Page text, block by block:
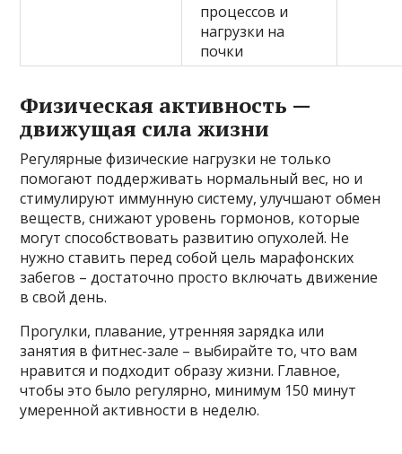
процессов и
нагрузки на
почки
Физическая активность —
движущая сила жизни
Регулярные физические нагрузки не только
помогают поддерживать нормальный вес, но и
стимулируют иммунную систему, улучшают обмен
веществ, снижают уровень гормонов, которые
могут способствовать развитию опухолей. Не
нужно ставить перед собой цель марафонских
забегов – достаточно просто включать движение
в свой день.
Прогулки, плавание, утренняя зарядка или
занятия в фитнес-зале – выбирайте то, что вам
нравится и подходит образу жизни. Главное,
чтобы это было регулярно, минимум 150 минут
умеренной активности в неделю.